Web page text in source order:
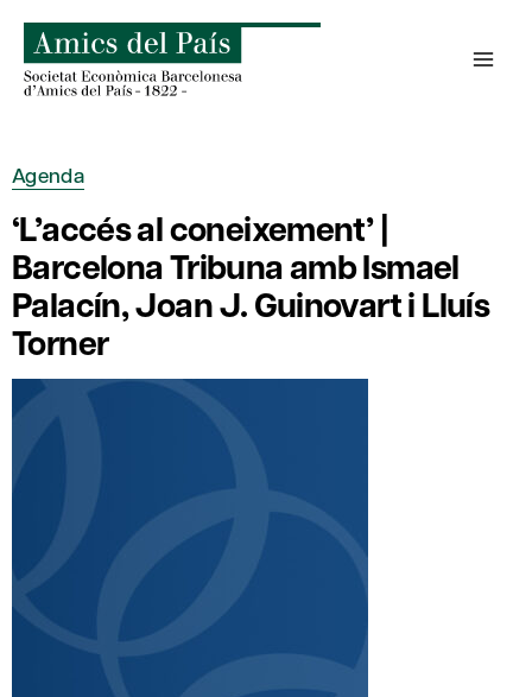
content
Agenda
‘L’accés al coneixement’ |
Barcelona Tribuna amb Ismael
Palacín, Joan J. Guinovart i Lluís
Torner